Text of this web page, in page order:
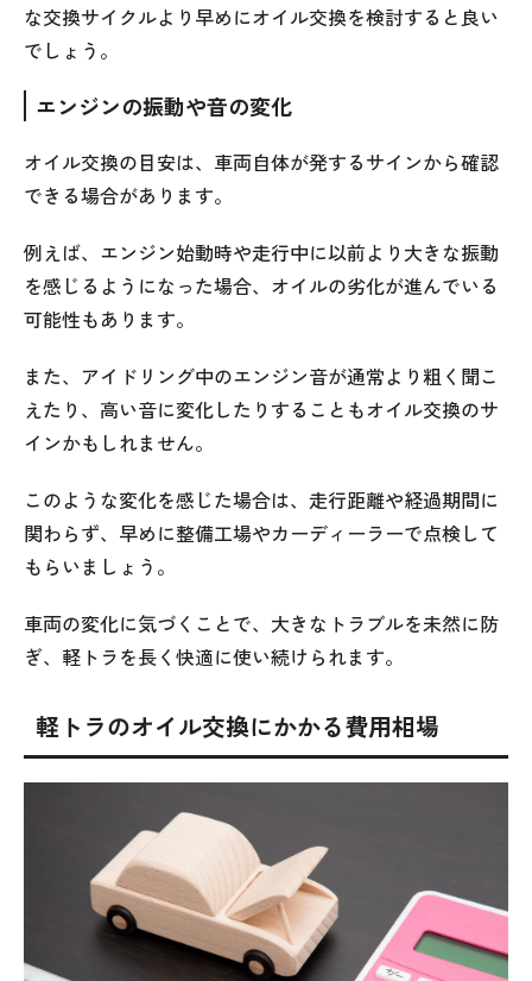
な交換サイクルより早めにオイル交換を検討すると良い
でしょう。
エンジンの振動や音の変化
オイル交換の目安は、車両自体が発するサインから確認
できる場合があります。
例えば、エンジン始動時や走行中に以前より大きな振動
を感じるようになった場合、オイルの劣化が進んでいる
可能性もあります。
また、アイドリング中のエンジン音が通常より粗く聞こ
えたり、高い音に変化したりすることもオイル交換のサ
インかもしれません。
このような変化を感じた場合は、走行距離や経過期間に
関わらず、早めに整備工場やカーディーラーで点検して
もらいましょう。
車両の変化に気づくことで、大きなトラブルを未然に防
ぎ、軽トラを長く快適に使い続けられます。
軽トラのオイル交換にかかる費用相場